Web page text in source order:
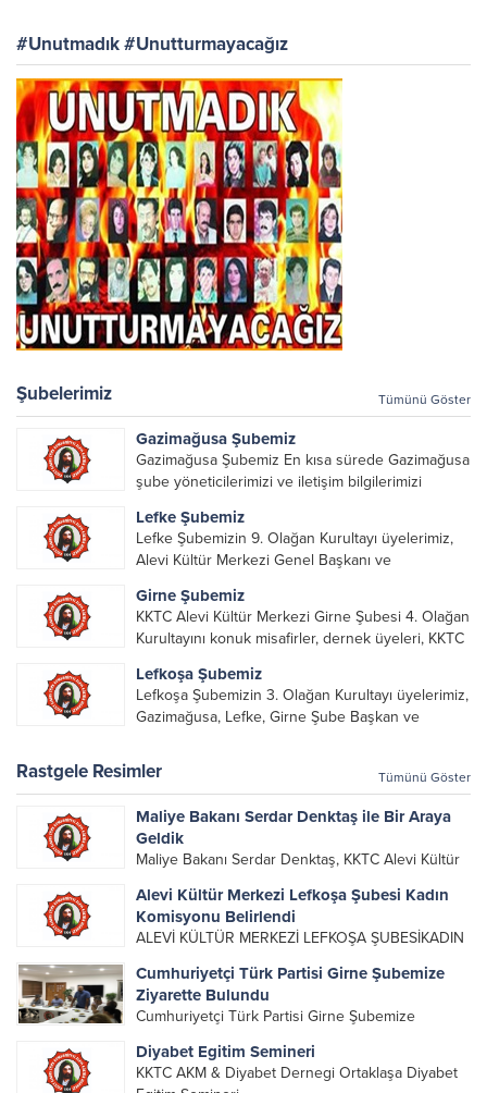
#Unutmadık #Unutturmayacağız
Şubelerimiz Tümünü Göster
Gazimağusa Şubemiz
Gazimağusa Şubemiz En kısa sürede Gazimağusa
şube yöneticilerimizi ve iletişim bilgilerimizi
Lefke Şubemiz
Lefke Şubemizin 9. Olağan Kurultayı üyelerimiz,
Alevi Kültür Merkezi Genel Başkanı ve
katılımı ile gerçekleşti. Önceki dönemde görev
alarak emek veren, katkı koyan cümle canların...
Girne Şubemiz
KKTC Alevi Kültür Merkezi Girne Şubesi 4. Olağan
Kurultayını konuk misafirler, dernek üyeleri, KKTC
yönetim kurulu, şube başkanları ve yönetim
organlarının katılımıyla gerçekleşti....
Lefkoşa Şubemiz
Lefkoşa Şubemizin 3. Olağan Kurultayı üyelerimiz,
Gazimağusa, Lefke, Girne Şube Başkan ve
üyelerinin katılımı ile gerçekleşti. Önceki
dönemde görev alan, emek veren, katkı koyan...
Rastgele Resimler Tümünü Göster
Maliye Bakanı Serdar Denktaş ile Bir Araya
Geldik
Maliye Bakanı Serdar Denktaş, KKTC Alevi Kültür
heyeti kabul etti. KKTC Alevi Kültür Merkezi
Başkanı Metin Kaya, yeni hükümetin ülke için
hayırlı olmasını dile...
Alevi Kültür Merkezi Lefkoşa Şubesi Kadın
Komisyonu Belirlendi
ALEVİ KÜLTÜR MERKEZİ LEFKOŞA ŞUBESİKADIN
üyelerimiz,Alevi Kültür Merkezi Lefkoşa Şubesi
Kadın Kolları Komisyonu’nun görev dağılımı
aşağıdaki şekilde belirlenmiştir:Başkan: Fatoş
DoğanBaşkan Yardımcısı: Güvercin Kalkan
DelenBaşkan Yardımcısı: İcey...
Cumhuriyetçi Türk Partisi Girne Şubemize
Ziyarette Bulundu
Cumhuriyetçi Türk Partisi Girne Şubemize
Genel Başkanı Tufan Erhürman ve parti yetkilileri,
Girne şubemize ziyarette bulunarak derneğimiz
Diyabet Egitim Semineri
KKTC AKM & Diyabet Dernegi Ortaklaşa Diyabet